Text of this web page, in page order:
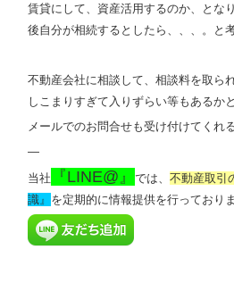
賃貸にして、資産活用するのか、とな
後自分が相続するとしたら、、、。と
不動産会社に相談して、相談料を取ら
しこまりすぎて入りずらい等もあるか
メールでのお問合せも受け付けてくれ
—
当社
『LINE@』 では、 不動産取引
識』 を定期的に情報提供を行っておりま